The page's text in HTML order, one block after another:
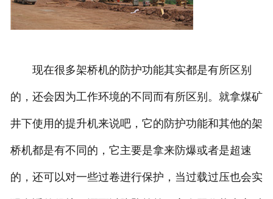
现在很多架桥机的防护功能其实都是有所区别
的，还会因为工作环境的不同而有所区别。就拿煤矿
井下使用的提升机来说吧，它的防护功能和其他的架
桥机都是有不同的，它主要是拿来防爆或者是超速
的，还可以对一些过卷进行保护，当过载过压也会实